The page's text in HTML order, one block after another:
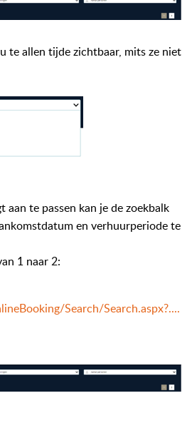
te allen tijde zichtbaar, mits ze niet
aan te passen kan je de zoekbalk
en verhuurperiode te
1 naar 2:
Search/Search.aspx?....